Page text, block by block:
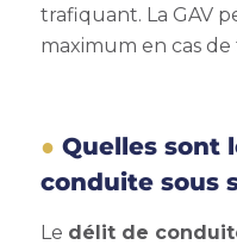
trafiquant. La GAV
maximum en cas
Quelles sont
conduite sous
Le délit de